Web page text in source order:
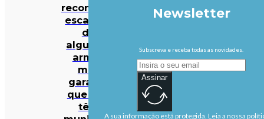
reconhece
escassez
de
algumas
armas
mas
garante
que EUA
têm
Newsletter
Subscreva e receba todas as novidades.
Assinar
A sua informação está protegida. Leia a nossa